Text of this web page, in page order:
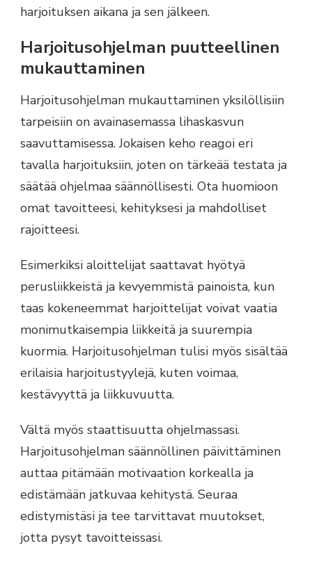
harjoituksen aikana ja sen jälkeen.
Harjoitusohjelman puutteellinen
mukauttaminen
Harjoitusohjelman mukauttaminen yksilöllisiin
tarpeisiin on avainasemassa lihaskasvun
saavuttamisessa. Jokaisen keho reagoi eri
tavalla harjoituksiin, joten on tärkeää testata ja
säätää ohjelmaa säännöllisesti. Ota huomioon
omat tavoitteesi, kehityksesi ja mahdolliset
rajoitteesi.
Esimerkiksi aloittelijat saattavat hyötyä
perusliikkeistä ja kevyemmistä painoista, kun
taas kokeneemmat harjoittelijat voivat vaatia
monimutkaisempia liikkeitä ja suurempia
kuormia. Harjoitusohjelman tulisi myös sisältää
erilaisia harjoitustyylejä, kuten voimaa,
kestävyyttä ja liikkuvuutta.
Vältä myös staattisuutta ohjelmassasi.
Harjoitusohjelman säännöllinen päivittäminen
auttaa pitämään motivaation korkealla ja
edistämään jatkuvaa kehitystä. Seuraa
edistymistäsi ja tee tarvittavat muutokset,
jotta pysyt tavoitteissasi.